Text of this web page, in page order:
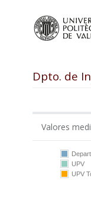
Dpto. de
Valores
UPV
UPV